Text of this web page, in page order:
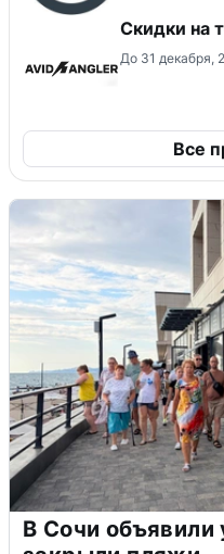
Скидки на
До 31 декабря,
Все
В Сочи объявили